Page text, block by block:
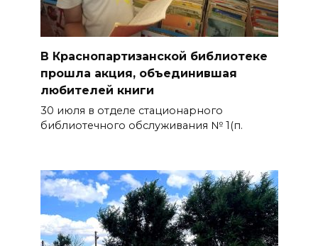
В Краснопартизанской библиотеке
прошла акция, объединившая
любителей книги
30 июля в отделе стационарного
библиотечного обслуживания № 1(п.